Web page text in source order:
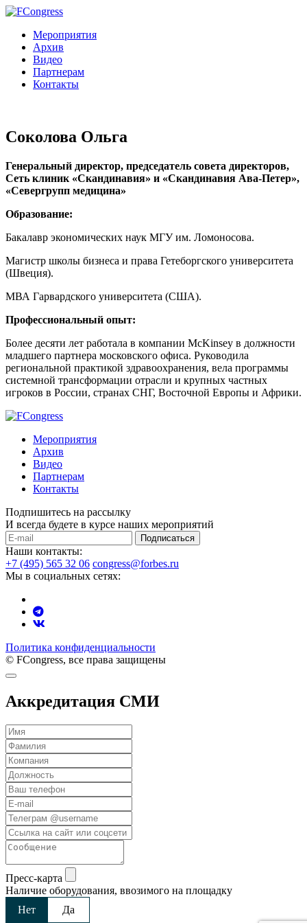
Мероприятия
Архив
Видео
Партнерам
Контакты
Соколова Ольга
Генеральный директор, председатель совета директоров,
Сеть клиник «Скандинавия» и «Скандинавия Ава-Петер»,
«Севергрупп медицина»
Образование:
Бакалавр экономических наук МГУ им. Ломоносова.
Магистр школы бизнеса и права Гетеборгского университета
(Швеция).
МВА Гарвардского университета (США).
Профессиональный опыт:
Более десяти лет работала в компании McKinsey в должности
младшего партнера московского офиса. Руководила
региональной практикой здравоохранения, вела программы
системной трансформации отрасли и крупных частных
игроков в России, странах СНГ, Восточной Европы и Африки.
Мероприятия
Архив
Видео
Партнерам
Контакты
Подпишитесь на рассылку
И всегда будете в курсе наших мероприятий
Подписаться
Наши контакты:
+7 (495) 565 32 06 congress@forbes.ru
Мы в социальных сетях:
Политика конфиденциальности
© FCongress, все права защищены
Аккредитация СМИ
Пресс-карта
Наличие оборудования, ввозимого на площадку
Нет
Да